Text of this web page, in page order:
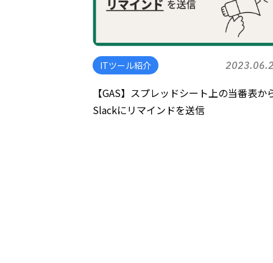
ITツール紹介
【GAS】スプレッドシート上の当番表か
Slackにリマインドを送信